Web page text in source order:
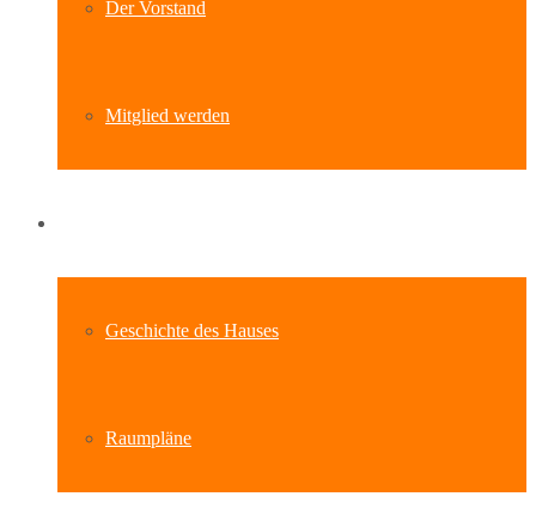
Der Vorstand
Mitglied werden
Geschichte des Hauses
Raumpläne